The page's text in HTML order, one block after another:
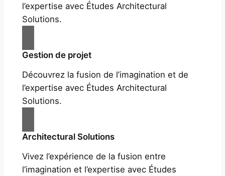
l’expertise avec Études Architectural
Solutions.
Gestion de projet
Découvrez la fusion de l’imagination et de
l’expertise avec Études Architectural
Solutions.
Architectural Solutions
Vivez l’expérience de la fusion entre
l’imagination et l’expertise avec Études